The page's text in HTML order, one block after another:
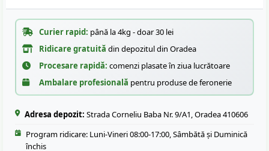
Curier rapid: până la 4kg - doar 30 lei
Ridicare gratuită din depozitul din Oradea
Procesare rapidă: comenzi plasate în ziua lucrătoare
Ambalare profesională pentru produse de feronerie
Adresa depozit: Strada Corneliu Baba Nr. 9/A1, Oradea 410606
Program ridicare: Luni-Vineri 08:00-17:00, Sâmbătă și Duminică
închis